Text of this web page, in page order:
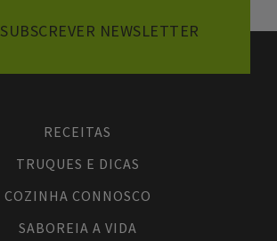
SUBSCREVER NEWSLETTER
RECEITAS
TRUQUES E DICAS
COZINHA CONNOSCO
SABOREIA A VIDA